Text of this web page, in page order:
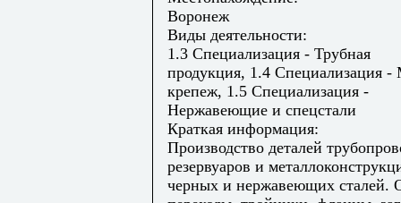
Воронеж
Виды деятельности:
1.3 Специализация - Трубная
продукция, 1.4 Специализация
крепеж, 1.5 Специализация -
Нержавеющие и спецстали
Краткая информация:
Производство деталей
резервуаров и
черных и нержавеющих сталей.